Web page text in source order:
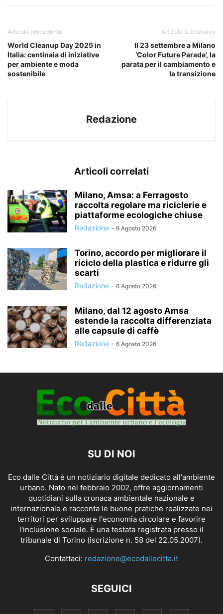
Articolo precedente
World Cleanup Day 2025 in
Italia: centinaia di iniziative
per ambiente e moda
sostenibile
Articolo successivo
Il 23 settembre a Milano
‘Color Future Parade’, la
parata per il cambiamento e
la transizione
Redazione
Articoli correlati
Milano, Amsa: a Ferragosto
raccolta regolare ma riciclerie e
piattaforme ecologiche chiuse
Redazione - 6 Agosto 2026
Torino, accordo per migliorare il
riciclo della plastica e ridurre gli
scarti
Redazione - 6 Agosto 2026
Milano, dal 12 agosto Amsa
estende la raccolta differenziata
alle capsule di caffè
Redazione - 6 Agosto 2026
SU DI NOI
Eco dalle Città è un notiziario digitale dedicato all'ambiente
urbano. Nato nel febbraio 2002, offre aggiornamenti
quotidiani sulla cronaca ambientale nazionale e
internazionale e racconta le buone pratiche realizzate nei
territori per sviluppare l'economia circolare e favorire
l'inclusione sociale. È una testata registrata presso il
tribunale di Torino (iscrizione n. 58 del 22.05.2007).
Contattaci: redazione@ecodallecitta.it
SEGUICI